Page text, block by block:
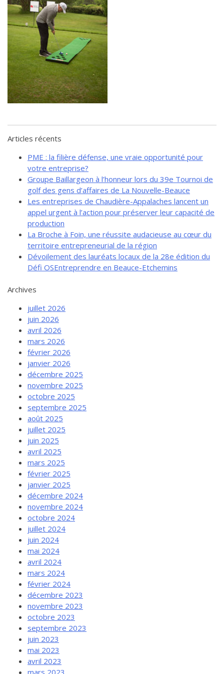
de solidarité
Futurpreneur
Toile entrepreneuriale Nouvelle-
Beauce
Événements et formations
Documentation
Articles récents
PME : la filière défense, une vraie opportunité pour
votre entreprise?
Groupe Baillargeon à l’honneur lors du 39e Tournoi de
golf des gens d’affaires de La Nouvelle-Beauce
Les entreprises de Chaudière-Appalaches lancent un
appel urgent à l’action pour préserver leur capacité de
production
La Broche à Foin, une réussite audacieuse au cœur du
territoire entrepreneurial de la région
Dévoilement des lauréats locaux de la 28e édition du
Défi OSEntreprendre en Beauce-Etchemins
Archives
juillet 2026
juin 2026
avril 2026
mars 2026
février 2026
janvier 2026
décembre 2025
novembre 2025
octobre 2025
septembre 2025
août 2025
juillet 2025
juin 2025
avril 2025
mars 2025
février 2025
janvier 2025
décembre 2024
novembre 2024
octobre 2024
juillet 2024
juin 2024
mai 2024
avril 2024
mars 2024
février 2024
décembre 2023
novembre 2023
octobre 2023
septembre 2023
juin 2023
mai 2023
avril 2023